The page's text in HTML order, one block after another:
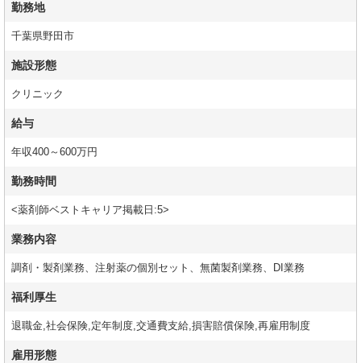
勤務地
千葉県野田市
施設形態
クリニック
給与
年収400～600万円
勤務時間
<薬剤師ベストキャリア掲載日:5>
業務内容
調剤・製剤業務、注射薬の個別セット、無菌製剤業務、DI業務
福利厚生
退職金,社会保険,定年制度,交通費支給,損害賠償保険,再雇用制度
雇用形態